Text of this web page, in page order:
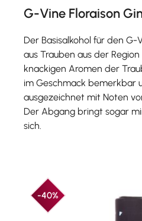
G-Vine Floraison
Der Basisalkohol für den G-
aus Trauben aus der
knackigen Aromen der
im Geschmack bemerkbar
ausgezeichnet mit Noten
Der Abgang bringt sogar
sich.
-40%